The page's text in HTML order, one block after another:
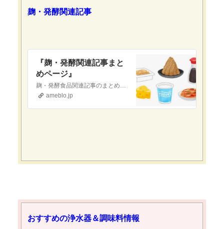
麹・発酵関連記事
『麹・発酵関連記事まと
めページ』
麹・発酵食品関連記事のまとめページですお役立ていただけたら幸いです発酵白菜『おすすめ！発酵白菜❣️』当ブログへ初めて訪問された方へ当ブログは『現代医療やワクチ…
ameblo.jp
おすすめの浄水器＆調味料情報